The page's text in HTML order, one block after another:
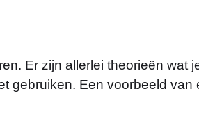
Er zijn allerlei theorieën wat
gebruiken. Een voorbeeld van